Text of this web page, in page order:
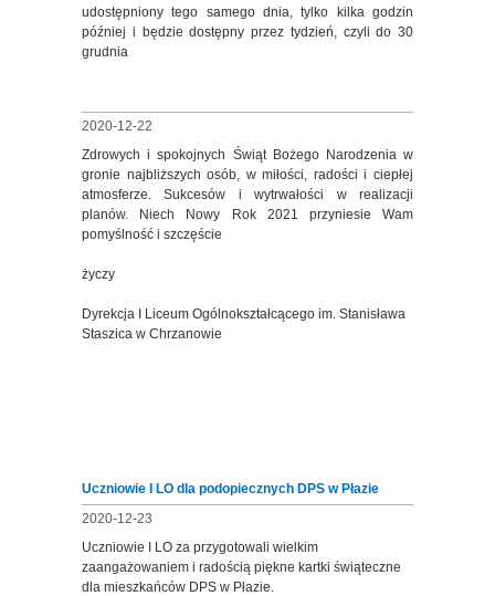
udostępniony tego samego dnia, tylko kilka godzin
później i będzie dostępny przez tydzień, czyli do 30
grudnia
2020-12-22
Zdrowych i spokojnych Świąt Bożego Narodzenia w
gronie najbliższych osób, w miłości, radości i ciepłej
atmosferze. Sukcesów i wytrwałości w realizacji
planów. Niech Nowy Rok 2021 przyniesie Wam
pomyślność i szczęście
życzy
Dyrekcja I Liceum Ogólnokształcącego im. Stanisława
Staszica w Chrzanowie
Uczniowie I LO dla podopiecznych DPS w Płazie
2020-12-23
Uczniowie I LO za przygotowali wielkim
zaangażowaniem i radością piękne kartki świąteczne
dla mieszkańców DPS w Płazie.